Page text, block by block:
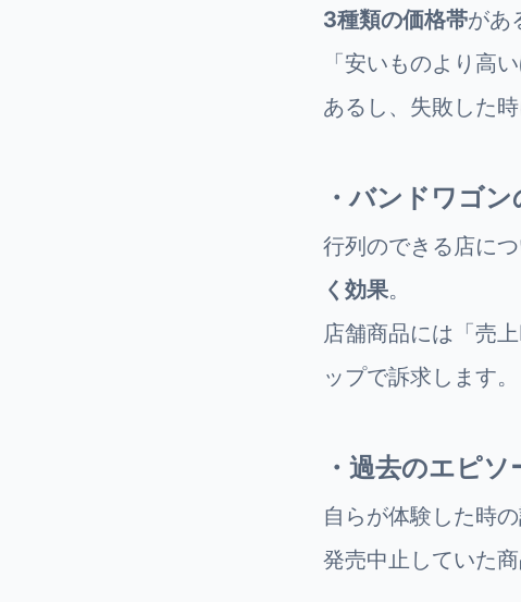
3種類の価格帯があ
「安いものより高
あるし、失敗した
・バンドワゴ
行列のできる店に
く効果。
店舗商品には「売
ップで訴求します。
・過去のエピ
自らが体験した時
発売中止していた